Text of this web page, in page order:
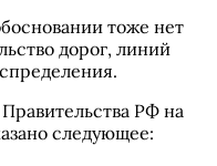
тоже нет
дорог, линий
РФ на
следующее: